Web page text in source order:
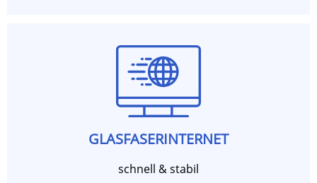
GLASFASERINTERNET
schnell & stabil